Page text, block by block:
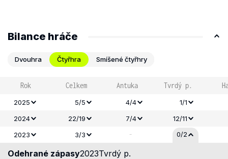
Bilance hráče
Dvouhra Čtyřhra Smíšené čtyřhry
Rok Celkem Antuka Tvrdý p.
2025 5/5 4/4
1/1
2024
22/19 7/4 12/11
2023
3/3 - 0/2
Odehrané zápasy2023Tvrdý p.